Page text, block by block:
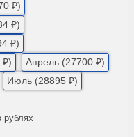
₽)
₽)
₽)
₽)
Апрель (27700 ₽)
Июль (28895 ₽)
рублях